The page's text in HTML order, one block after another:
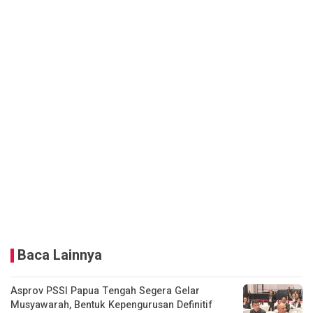
Baca Lainnya
Asprov PSSI Papua Tengah Segera Gelar
Musyawarah, Bentuk Kepengurusan Definitif